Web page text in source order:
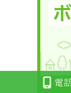
電